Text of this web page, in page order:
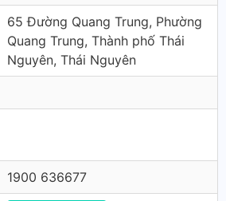
65 Đường Quang Trung, Phường
Quang Trung, Thành phố Thái
Nguyên, Thái Nguyên
1900 636677